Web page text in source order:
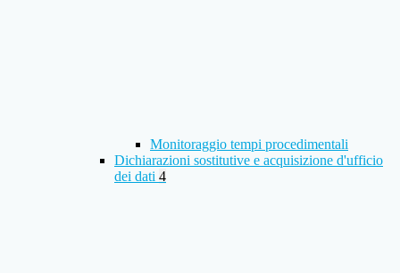
Monitoraggio tempi procedimentali
Dichiarazioni sostitutive e acquisizione d'ufficio
dei dati 4